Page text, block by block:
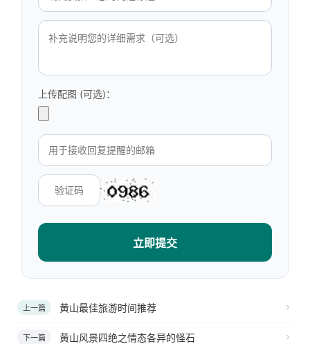
上传配图 (可选)：
立即提交
上一篇 黄山最佳旅游时间推荐
下一篇 黄山风景四绝之情态各异的怪石